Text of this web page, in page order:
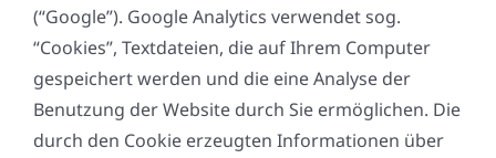
(“Google”). Google Analytics verwendet sog.
“Cookies”, Textdateien, die auf Ihrem Computer
gespeichert werden und die eine Analyse der
Benutzung der Website durch Sie ermöglichen. Die
durch den Cookie erzeugten Informationen über